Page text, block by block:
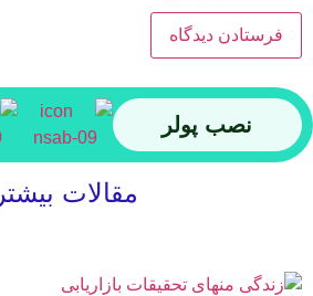
نصب پولر
مقالات بیشتر